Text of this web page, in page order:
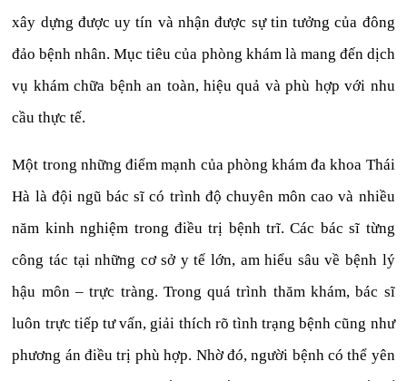
xây dựng được uy tín và nhận được sự tin tưởng của đông
đảo bệnh nhân. Mục tiêu của phòng khám là mang đến dịch
vụ khám chữa bệnh an toàn, hiệu quả và phù hợp với nhu
cầu thực tế.
Một trong những điểm mạnh của phòng khám đa khoa Thái
Hà là đội ngũ bác sĩ có trình độ chuyên môn cao và nhiều
năm kinh nghiệm trong điều trị bệnh trĩ. Các bác sĩ từng
công tác tại những cơ sở y tế lớn, am hiểu sâu về bệnh lý
hậu môn – trực tràng. Trong quá trình thăm khám, bác sĩ
luôn trực tiếp tư vấn, giải thích rõ tình trạng bệnh cũng như
phương án điều trị phù hợp. Nhờ đó, người bệnh có thể yên